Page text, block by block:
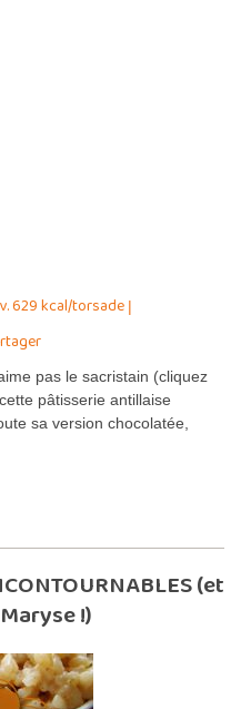
629 kcal/torsade
pas le sacristain (cliquez
pâtisserie antillaise
sa version chocolatée,
(et
!)